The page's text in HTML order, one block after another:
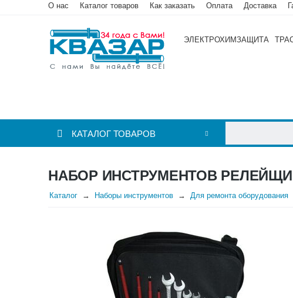
О нас Каталог товаров Как заказать Оплата Доставка
ЭЛЕКТРОХИМЗАЩИТА
КАТАЛОГ ТОВАРОВ
НАБОР ИНСТРУМЕНТОВ
Каталог Наборы инструментов Для ремонта оборудования